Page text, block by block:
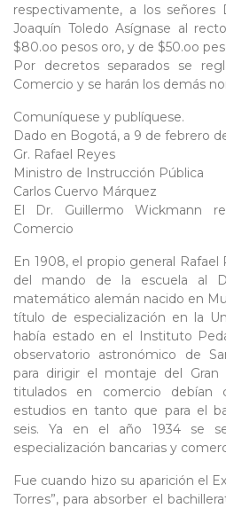
respectivamente, a los señores
Joaquín Toledo Asígnase al
$80.oo pesos oro, y de $50.oo
Por decretos separados se
Comercio y se harán los demás
Comuníquese y publíquese.
Dado en Bogotá, a 9 de febrero
Gr. Rafael Reyes
Ministro de Instrucción Pública
Carlos Cuervo Márquez
El Dr. Guillermo Wickmann
Comercio
En 1908, el propio general
del mando de la escuela al
matemático alemán nacido en
título de especialización en la
había estado en el Instituto
observatorio astronómico de
para dirigir el montaje del
titulados en comercio debían
estudios en tanto que para el
seis. Ya en el año 1934 se
especialización bancarias y
Fue cuando hizo su aparición el
Torres”, para absorber el